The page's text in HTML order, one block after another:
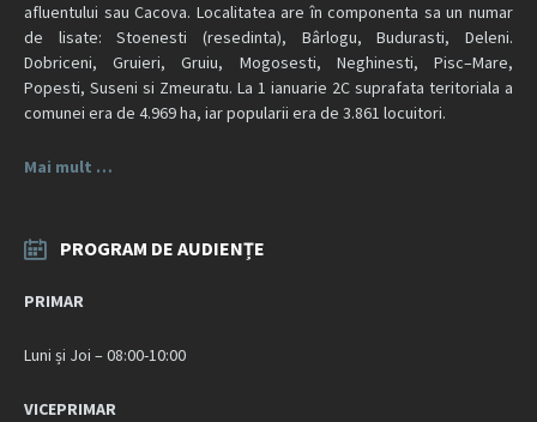
afluentului sau Cacova. Localitatea are în componenta sa un numar
de lisate: Stoenesti (resedinta), Bârlogu, Budurasti, Deleni.
Dobriceni, Gruieri, Gruiu, Mogosesti, Neghinesti, Pisc–Mare,
Popesti, Suseni si Zmeuratu. La 1 ianuarie 2C suprafata teritoriala a
comunei era de 4.969 ha, iar popularii era de 3.861 locuitori.
Mai mult …
PROGRAM DE AUDIENȚE
PRIMAR
Luni și Joi – 08:00-10:00
VICEPRIMAR